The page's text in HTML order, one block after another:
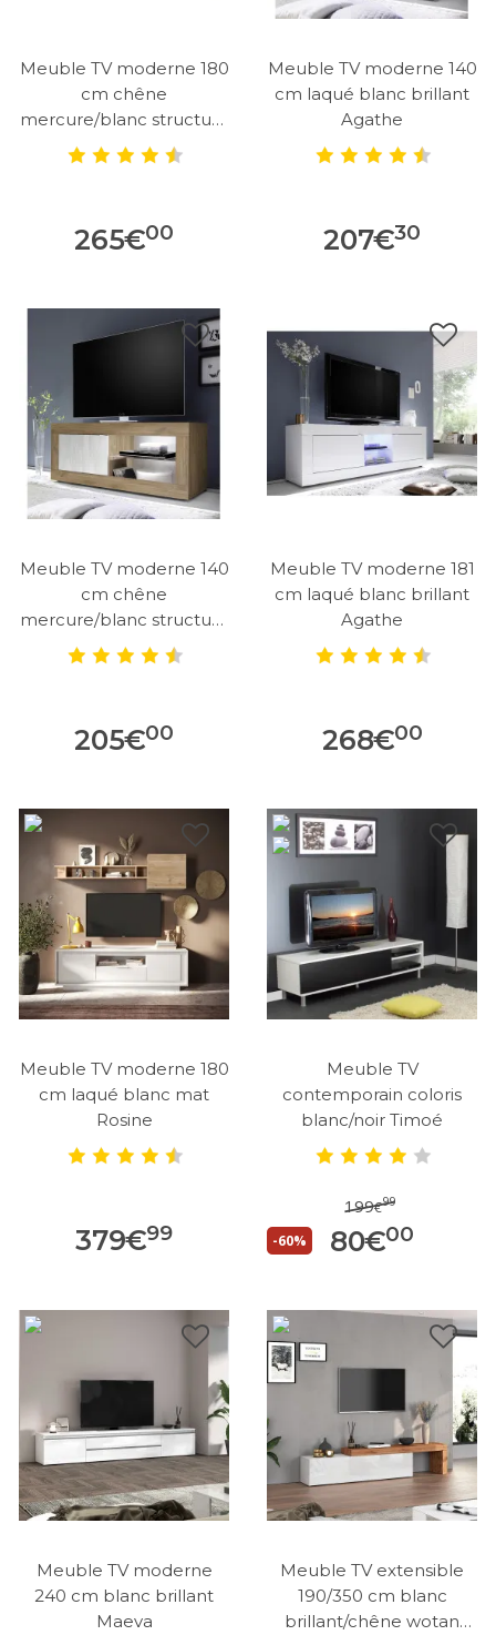
Meuble TV moderne 180
cm chêne
mercure/blanc structuré
Agathe
265€00
Meuble TV moderne 140
cm laqué blanc brillant
Agathe
207€30
Meuble TV moderne 140
cm chêne
mercure/blanc structuré
Agathe
205€00
Meuble TV moderne 181
cm laqué blanc brillant
Agathe
268€00
Meuble TV moderne 180
cm laqué blanc mat
Rosine
379€99
Meuble TV
contemporain coloris
blanc/noir Timoé
-60%
199€99
80€00
Meuble TV moderne
240 cm blanc brillant
Maeva
Meuble TV extensible
190/350 cm blanc
brillant/chêne wotan